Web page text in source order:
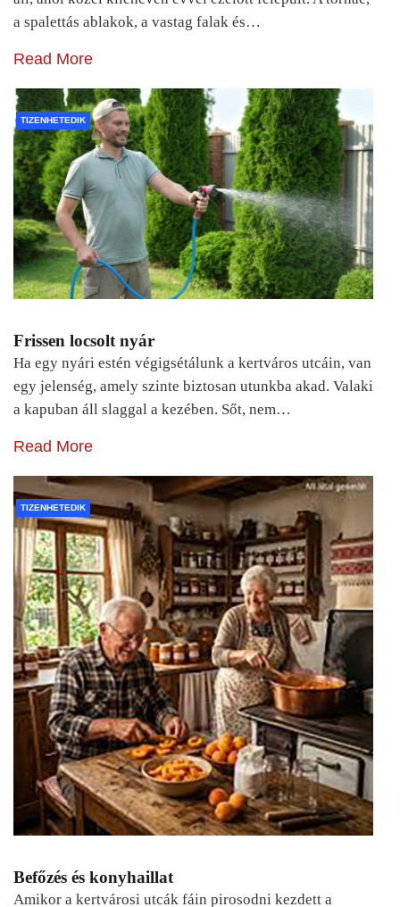
a spalettás ablakok, a vastag falak és…
Read More
TIZENHETEDIK
Frissen locsolt nyár
Ha egy nyári estén végigsétálunk a kertváros utcáin, van
egy jelenség, amely szinte biztosan utunkba akad. Valaki
a kapuban áll slaggal a kezében. Sőt, nem…
Read More
TIZENHETEDIK
Befőzés és konyhaillat
Amikor a kertvárosi utcák fáin pirosodni kezdett a